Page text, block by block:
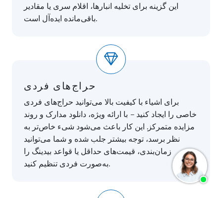
این گزینه برای تخلیه انبارها، اقلام سری یا مقادیر
باقی‌مانده ایده‌آل است.
حراج‌های فردی
برای اشیاء با کیفیت بالا می‌توانید حراج‌های فردی
خاصی را ایجاد کنید – با ارائه ویژه، دانلود مدارک و روند
مزایده متمرکز. این کار باعث می‌شود شیء خاص‌تر به
نظر برسد، توجه بیشتر جلب شده و شما می‌توانید
زمان‌بندی، قیمت‌های حداقل یا قواعد بیدینگ را
به‌صورت فردی تنظیم کنید.